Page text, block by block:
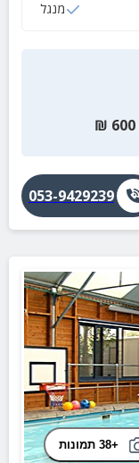
מנגל
600
₪
053-9429239
+38 תמונות